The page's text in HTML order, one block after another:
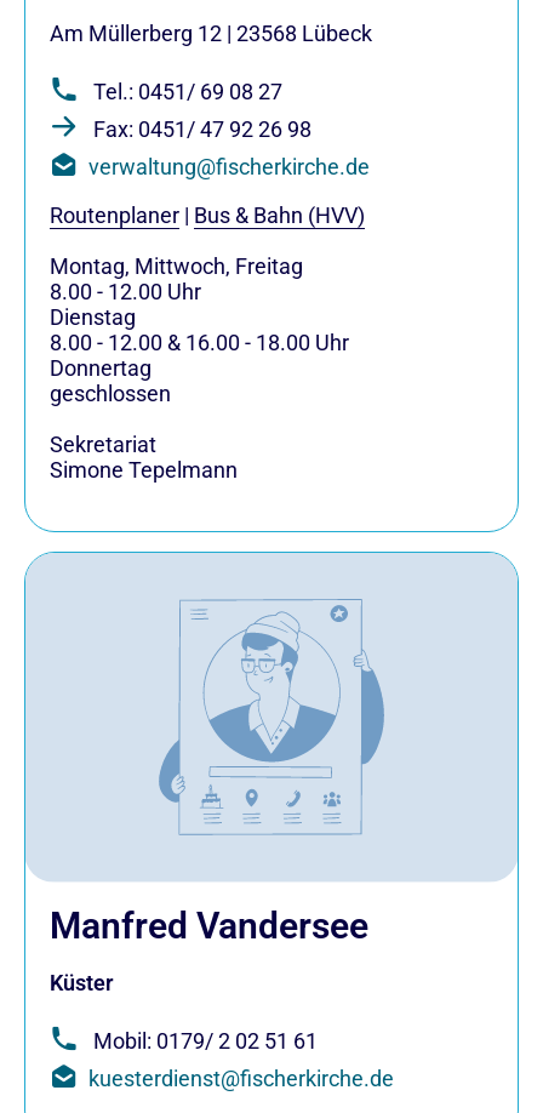
Am Müllerberg 12 | 23568 Lübeck
Tel.: 0451/ 69 08 27
Fax: 0451/ 47 92 26 98
verwaltung@fischerkirche.de
Routenplaner | Bus & Bahn (HVV)
Montag, Mittwoch, Freitag
8.00 - 12.00 Uhr
Dienstag
8.00 - 12.00 & 16.00 - 18.00 Uhr
Donnertag
geschlossen
Sekretariat
Simone Tepelmann
Manfred Vandersee
Küster
Mobil: 0179/ 2 02 51 61
kuesterdienst@fischerkirche.de